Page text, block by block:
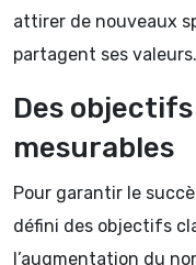
attirer de nouveaux
partagent ses valeurs.
Des
mesurables
Pour garantir le
défini des objectifs
l’augmentation du